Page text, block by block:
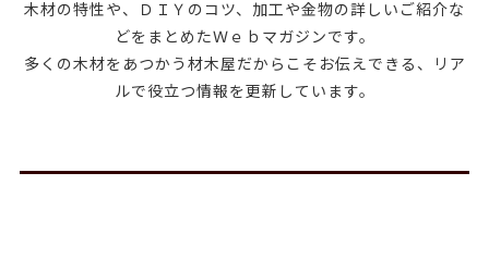
木材の特性や、ＤＩＹのコツ、加工や金物の詳しいご紹介な
どをまとめたＷｅｂマガジンです。
多くの木材をあつかう材木屋だからこそお伝えできる、リア
ルで役立つ情報を更新しています。